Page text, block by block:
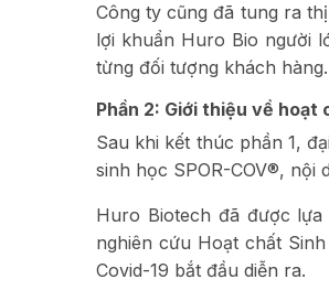
Công ty cũng đã tung ra
lợi khuẩn Huro Bio người
từng đối tượng khách hàng.
Phần 2: Giới thiệu về hoạt
Sau khi kết thúc phần 1,
sinh học SPOR-COV®, nội
Huro Biotech đã được
nghiên cứu Hoạt chất
Covid-19 bắt đầu diễn ra.